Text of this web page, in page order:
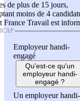
de plus de 15 jours,
moins de 4
France Travail est
Employeur handi-
engagé
Qu'est-ce qu'un
employeur handi-
engagé ?
Un employeur handi-